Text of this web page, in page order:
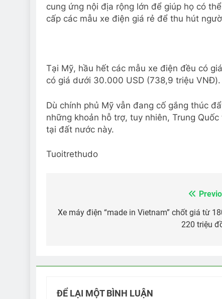
cung ứng nội địa rộng lớn để giúp họ có
cấp các mẫu xe điện giá rẻ để thu hút
Tại Mỹ, hầu hết các mẫu xe điện đều có
có giá dưới 30.000 USD (738,9 triệu VNĐ).
Dù chính phủ Mỹ vẫn đang cố gắng thúc
những khoản hỗ trợ, tuy nhiên, Trung
tại đất nước này.
Tuoitrethudo
hướng
Xe máy điện “made in Vietnam” chốt giá từ
220 triệu
ĐỂ LẠI MỘT BÌNH LUẬN